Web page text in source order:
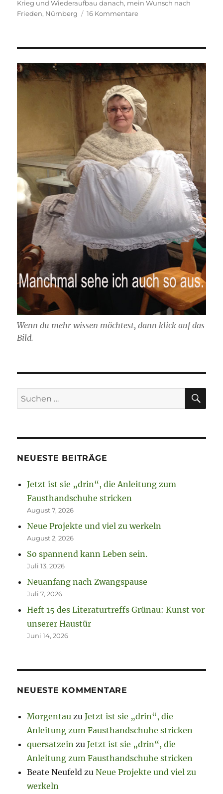
am
Krieg und Wiederaufbau danach, mein Wunsch nach
Frieden, Nürnberg 16 Kommentarezu
Der
erste
Wenn du mehr wissen möchtest, dann klick auf das
Bild.
Suchen
nach:
NEUESTE BEITRÄGE
Jetzt ist sie „drin“, die Anleitung zum
Fausthandschuhe stricken
August 7, 2026
Neue Projekte und viel zu werkeln
August 2, 2026
So spannend kann Leben sein.
Juli 13, 2026
Neuanfang nach Zwangspause
Juli 7, 2026
Heft 15 des Literaturtreffs Grünau: Kunst vor
unserer Haustür
Juni 14, 2026
NEUESTE KOMMENTARE
Morgentau zuJetzt ist sie „drin“, die
Anleitung zum Fausthandschuhe stricken
quersatzein zuJetzt ist sie „drin“, die
Anleitung zum Fausthandschuhe stricken
Beate Neufeld zuNeue Projekte und viel zu
werkeln